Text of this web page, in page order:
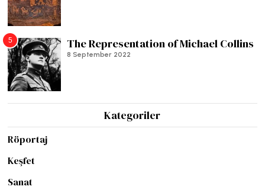
5 The Representation of Michael Collins
8 September 2022
Kategoriler
Röportaj
Keşfet
Sanat